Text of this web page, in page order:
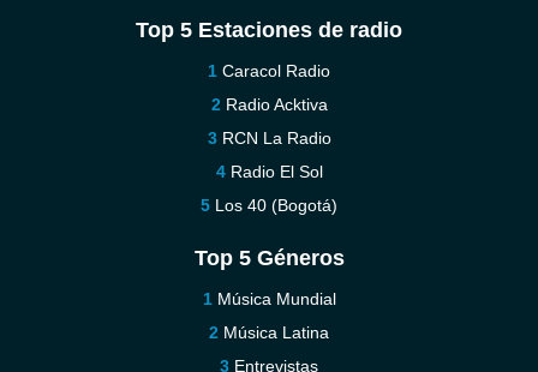
Top 5 Estaciones de radio
Caracol Radio
Radio Acktiva
RCN La Radio
Radio El Sol
Los 40 (Bogotá)
Top 5 Géneros
Música Mundial
Música Latina
Entrevistas